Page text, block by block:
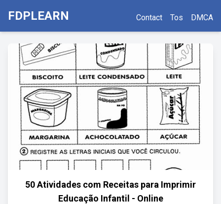
FDPLEARN Contact Tos DMCA
50 Atividades com Receitas para Imprimir
Educação Infantil - Online